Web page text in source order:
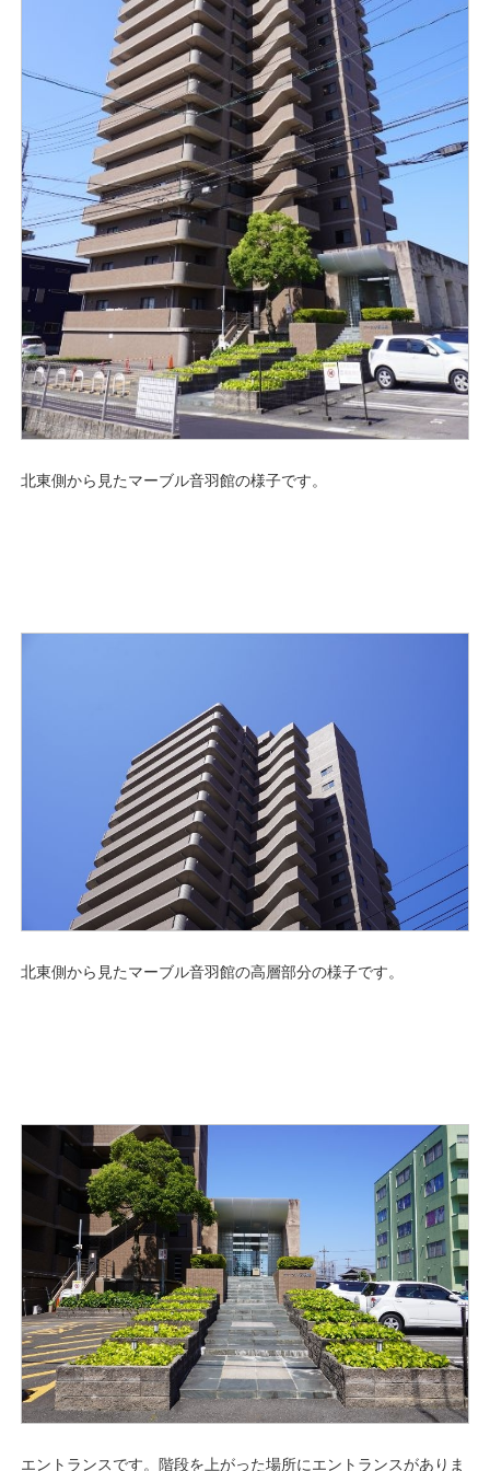
北東側から見たマーブル音羽館の様子です。
北東側から見たマーブル音羽館の高層部分の様子です。
エントランスです。階段を上がった場所にエントランスがありま